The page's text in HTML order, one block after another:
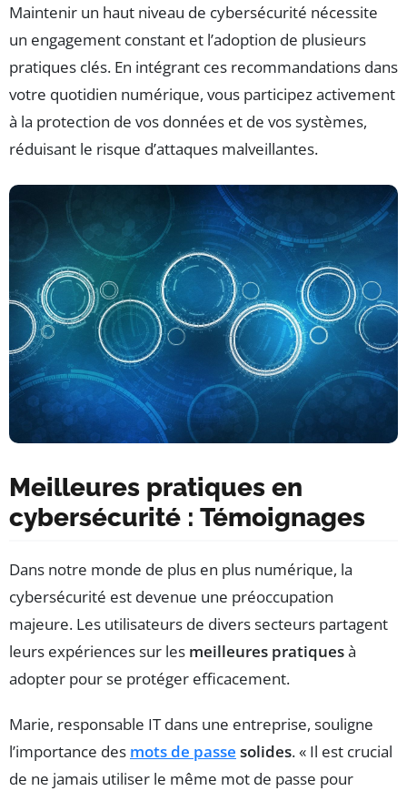
Maintenir un haut niveau de cybersécurité nécessite
un engagement constant et l’adoption de plusieurs
pratiques clés. En intégrant ces recommandations dans
votre quotidien numérique, vous participez activement
à la protection de vos données et de vos systèmes,
réduisant le risque d’attaques malveillantes.
Meilleures pratiques en
cybersécurité : Témoignages
Dans notre monde de plus en plus numérique, la
cybersécurité est devenue une préoccupation
majeure. Les utilisateurs de divers secteurs partagent
leurs expériences sur les meilleures pratiquesà
adopter pour se protéger efficacement.
Marie, responsable IT dans une entreprise, souligne
l’importance des mots de passe solides. « Il est crucial
de ne jamais utiliser le même mot de passe pour